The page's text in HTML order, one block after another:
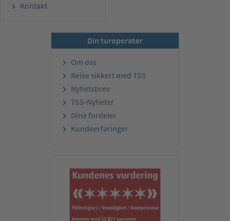
Kontakt
Din turoperatør
Om oss
Reise sikkert med TSS
Nyhetsbrev
TSS-Nyheter
Dine fordeler
Kundeerfaringer